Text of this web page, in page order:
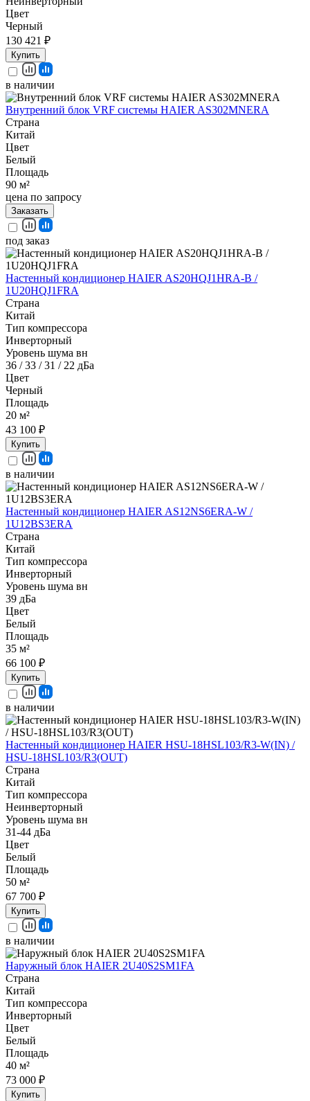
Цвет
Черный
130 421 ₽
Купить
в наличии
Внутренний блок VRF системы HAIER AS302MNERA
Страна
Китай
Цвет
Белый
Площадь
90 м²
цена по запросу
Заказать
под заказ
Настенный кондиционер HAIER AS20HQJ1HRA-B /
1U20HQJ1FRA
Страна
Китай
Тип компрессора
Инверторный
Уровень шума вн
36 / 33 / 31 / 22 дБа
Цвет
Черный
Площадь
20 м²
43 100 ₽
Купить
в наличии
Настенный кондиционер HAIER AS12NS6ERA-W /
1U12BS3ERA
Страна
Китай
Тип компрессора
Инверторный
Уровень шума вн
39 дБа
Цвет
Белый
Площадь
35 м²
66 100 ₽
Купить
в наличии
Настенный кондиционер HAIER HSU-18HSL103/R3-W(IN) /
HSU-18HSL103/R3(OUT)
Страна
Китай
Тип компрессора
Неинверторный
Уровень шума вн
31-44 дБа
Цвет
Белый
Площадь
50 м²
67 700 ₽
Купить
в наличии
Наружный блок HAIER 2U40S2SM1FA
Страна
Китай
Тип компрессора
Инверторный
Цвет
Белый
Площадь
40 м²
73 000 ₽
Купить